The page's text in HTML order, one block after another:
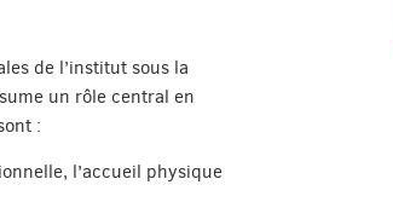
de l’institut sous la
un rôle central en
:
l’accueil physique